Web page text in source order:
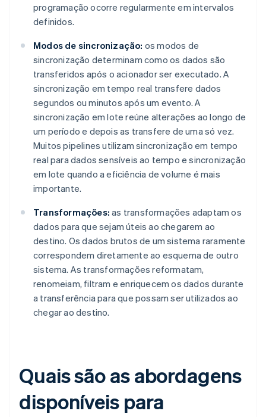
programação ocorre regularmente em intervalos
definidos.
Modos de sincronização: os modos de
sincronização determinam como os dados são
transferidos após o acionador ser executado. A
sincronização em tempo real transfere dados
segundos ou minutos após um evento. A
sincronização em lote reúne alterações ao longo de
um período e depois as transfere de uma só vez.
Muitos pipelines utilizam sincronização em tempo
real para dados sensíveis ao tempo e sincronização
em lote quando a eficiência de volume é mais
importante.
Transformações: as transformações adaptam os
dados para que sejam úteis ao chegarem ao
destino. Os dados brutos de um sistema raramente
correspondem diretamente ao esquema de outro
sistema. As transformações reformatam,
renomeiam, filtram e enriquecem os dados durante
a transferência para que possam ser utilizados ao
chegar ao destino.
Quais são as abordagens
disponíveis para